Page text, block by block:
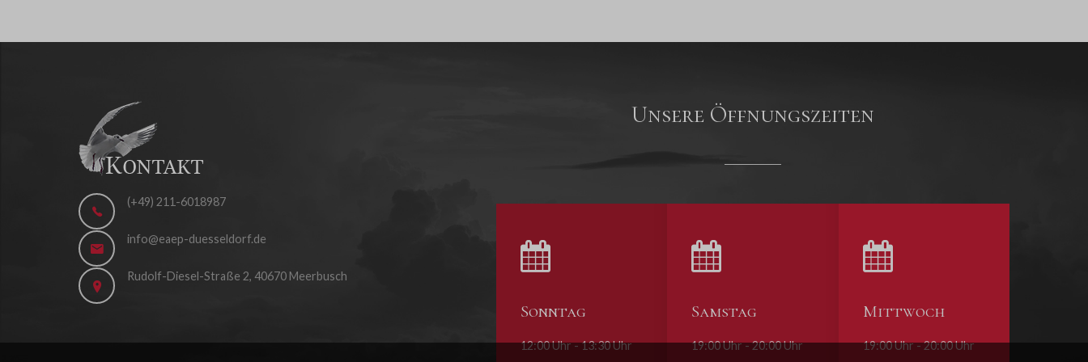
(+49) 211-6018987
info@eaep-duesseldorf.de
Rudolf-Diesel-Straße 2, 40670 Meerbusch
Unsere Öffnungszeiten
Sonntag
12:00 Uhr - 13:30 Uhr
Samstag
19:00 Uhr - 20:00 Uhr
Mittwoch
19:00 Uhr - 20:00 Uhr